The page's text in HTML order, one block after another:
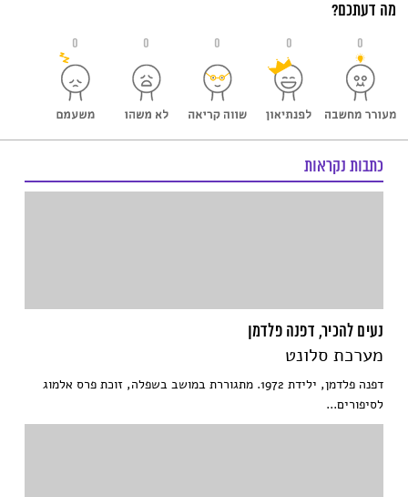
מה דעתכם?
0 0 0 0 0
כתבות נקראות
נעים להכיר, דפנה פלדמן
מערכת סלונט
דפנה פלדמן, ילידת 1972. מתגוררת במושב בשפלה, זוכת פרס אלמוג
לסיפורים...